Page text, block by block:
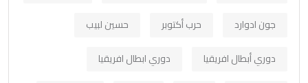
جون ادوارد
حرب أكتوبر
حسين لبيب
دوري أبطال افريقيا
دوري ابطال افريقيا